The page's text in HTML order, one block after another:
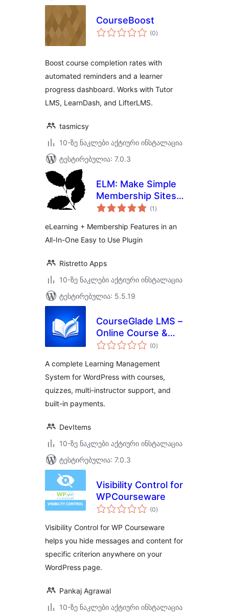
CourseBoost
(0საერთო
რეიტინგი
)
Boost course completion rates with
automated reminders and a learner
progress dashboard. Works with Tutor
LMS, LearnDash, and LifterLMS.
tasmicsy
10-ზე ნაკლები აქტიური ინსტალაცია
ტესტირებულია: 7.0.3
ELM: Make Simple
Membership Sites
Minus the
(1 საერთო
რეიტინგი
)
eLearning + Membership Features in an
All-In-One Easy to Use Plugin
Ristretto Apps
10-ზე ნაკლები აქტიური ინსტალაცია
ტესტირებულია: 5.5.19
CourseGlade LMS –
Online Course &
eLearning Platform
(0საერთო
რეიტინგი
)
A complete Learning Management
System for WordPress with courses,
quizzes, multi-instructor support, and
built-in payments.
DevItems
10-ზე ნაკლები აქტიური ინსტალაცია
ტესტირებულია: 7.0.3
Visibility Control for
WPCourseware
(0საერთო
რეიტინგი
)
Visibility Control for WP Courseware
helps you hide messages and content for
specific criterion anywhere on your
WordPress page.
Pankaj Agrawal
10-ზე ნაკლები აქტიური ინსტალაცია